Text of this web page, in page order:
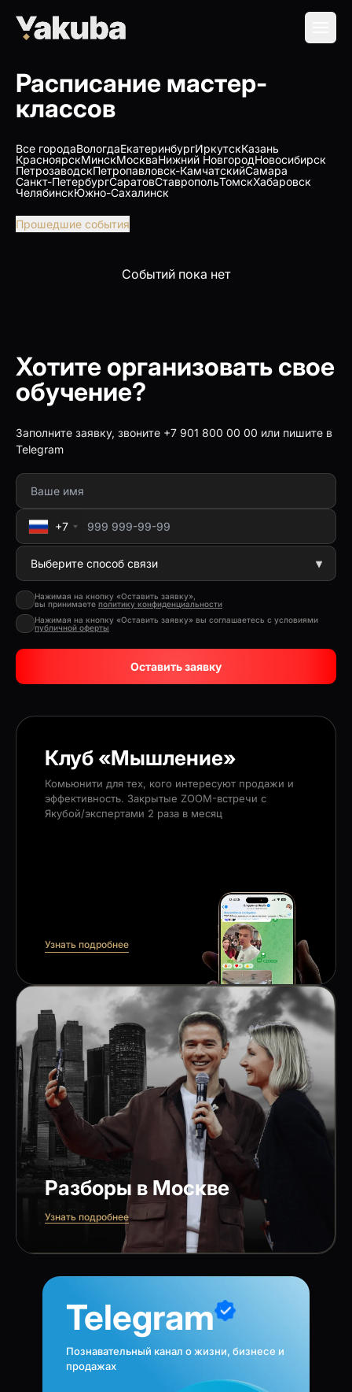
Расписание мастер-
классов
Все городаВологдаЕкатеринбургИркутскКазань
КрасноярскМинскМоскваНижний НовгородНовосибирск
ПетрозаводскПетропавловск-КамчатскийСамара
Санкт-ПетербургСаратовСтавропольТомскХабаровск
ЧелябинскЮжно-Сахалинск
Прошедшие события
Событий пока нет
Хотите организовать свое
обучение?
Заполните заявку, звоните +7 901 800 00 00 или пишите в
Telegram
+7
Нажимая на кнопку «Оставить заявку»,
вы принимаете политику конфиденциальности
Нажимая на кнопку «Оставить заявку» вы соглашаетесь с условиями
публичной оферты
Оставить заявку
Клуб «Мышление»
Комьюнити для тех, кого интересуют продажи и
эффективность. Закрытые ZOOM-встречи с
Якубой/экспертами 2 раза в месяц
Узнать подробнее
Разборы в Москве
Узнать подробнее
Telegram
Познавательный канал о жизни, бизнесе и
продажах